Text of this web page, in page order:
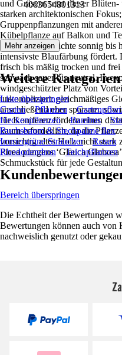
4063654801313
und Gräsern setzt dieser
starken architektonischen
Gruppenpflanzungen mit
Kübelpflanze auf Balkon und
Colorado-Blaufichte sonnig
intensivste Blaufärbung fördert.
frisch bis mäßig trocken und frei
schwach sauer bis neutral. In
windgeschützter Platz von
unkompliziert: gleichmäßiges
anschließend eher sparsam,
für Koniferen fördern einen
kaum erforderlich, da die
vorsichtig altes Holz nicht stark
Picea pungens ‘Glauca
Schmuckstück für jede
Mehr anzeigen
Weitere Kategorien
Liste überspringen
Garten
Pflanzen
Heckenpflanzen
Bambus
Buchsbaum & Stechpalme Ilex
Immergrüne Sträucher
Rosen
Rhododendron
Teichpflanzen
Bereich überspringen
Die Echtheit der Bewertungen
Bewertungen können auch von
nachweislich genutzt oder